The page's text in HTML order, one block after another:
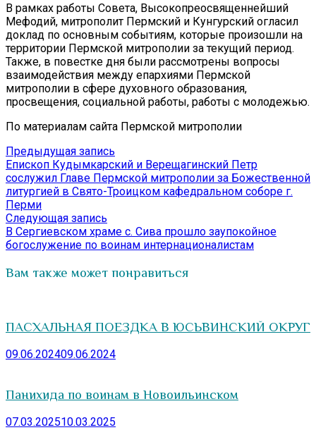
В рамках работы Совета, Высокопреосвященнейший
Мефодий, митрополит Пермский и Кунгурский огласил
доклад по основным событиям, которые произошли на
территории Пермской митрополии за текущий период.
Также, в повестке дня были рассмотрены вопросы
взаимодействия между епархиями Пермской
митрополии в сфере духовного образования,
просвещения, социальной работы, работы с молодежью.
По материалам сайта Пермской митрополии
Навигация
по
записям
Предыдущая запись
запись:
Епископ Кудымкарский и Верещагинский Петр
сослужил Главе Пермской митрополии за Божественной
литургией в Свято-Троицком кафедральном соборе г.
Перми
Следующая запись
запись:
В Сергиевском храме с. Сива прошло заупокойное
богослужение по воинам интернационалистам
Вам также может понравиться
ПАСХАЛЬНАЯ ПОЕЗДКА В ЮСЬВИНСКИЙ ОКРУГ
09.06.202409.06.2024
Панихида по воинам в Новоильинском
07.03.202510.03.2025